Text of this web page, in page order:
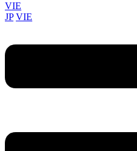
VIE
JP VIE